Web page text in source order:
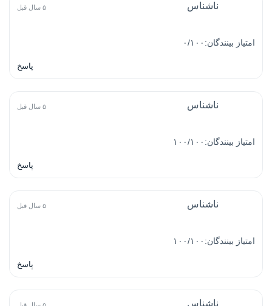
ناشناس ۵ سال قبل
امتیاز بینندگان:۰/۱۰۰
پاسخ
ناشناس ۵ سال قبل
امتیاز بینندگان:۱۰۰/۱۰۰
پاسخ
ناشناس ۵ سال قبل
امتیاز بینندگان:۱۰۰/۱۰۰
پاسخ
ناشناس